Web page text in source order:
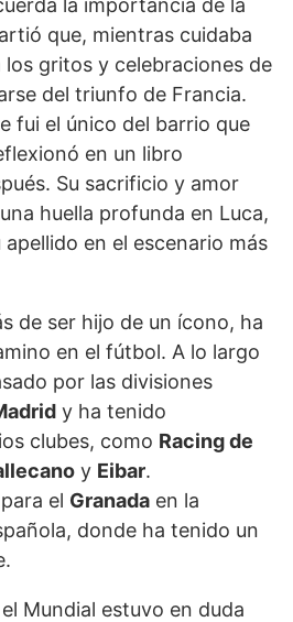
la importancia de la
que, mientras cuidaba
los gritos y celebraciones de
del triunfo de Francia.
fui el único del barrio que
en un libro
Su sacrificio y amor
huella profunda en Luca,
en el escenario más
de ser hijo de un ícono, ha
en el fútbol. A lo largo
por las divisiones
y ha tenido
clubes, como Racing de
y Eibar.
el Granada en la
donde ha tenido un
Mundial estuvo en duda